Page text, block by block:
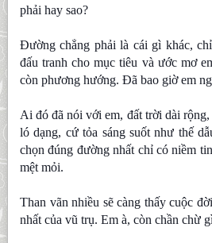
phải hay sao?
Đường chẳng phải là cái gì khác,
đấu tranh cho mục tiêu và ước mơ
còn phương hướng. Đã bao giờ em
Ai đó đã nói với em, đất trời dài
ló dạng, cứ tỏa sáng suốt như thế
chọn đúng đường nhất chỉ có niềm
mệt mỏi.
Than vãn nhiều sẽ càng thấy cuộc
nhất của vũ trụ. Em à, còn chần chừ